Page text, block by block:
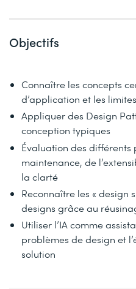
Objectifs
Connaître les concepts
d’application et les
Appliquer des Design
conception typiques
Évaluation des
maintenance, de
la clarté
Reconnaître les « design
designs grâce au
Utiliser l’IA comme
problèmes de design et
solution